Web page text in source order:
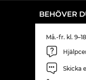
BEHÖVER
Må.-fr. kl. 9–18
Skicka